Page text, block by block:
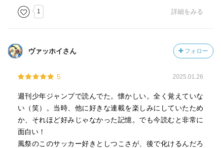
1 詳細をみる
ヴァッホイさん フォロー
5 2025.01.26
週刊少年ジャンプで読んでた。懐かしい。全く覚えていな
い（笑）。当時、他に好きな連載を楽しみにしていたため
か、それほど好みじゃなかった記憶。でも今読むと非常に
面白い！
風祭のこのサッカー好きとしつこさが、後で化けるんだろ